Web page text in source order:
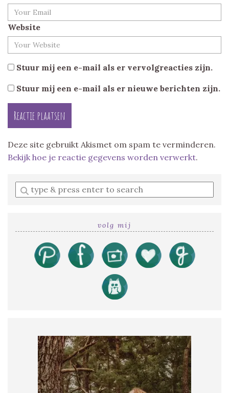
Website
Stuur mij een e-mail als er vervolgreacties zijn.
Stuur mij een e-mail als er nieuwe berichten zijn.
Deze site gebruikt Akismet om spam te verminderen.
Bekijk hoe je reactie gegevens worden verwerkt.
Enter
a
volg mij